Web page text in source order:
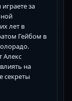
играете за
лет в
Гейбом в
Алекс
на
секреты